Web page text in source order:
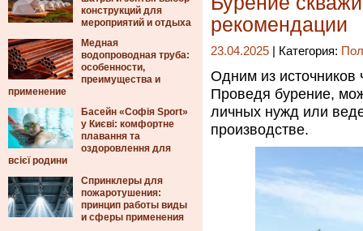
конструкций для
мероприятий и отдыха
Медная
водопроводная труба:
особенности,
преимущества и
применение
Басейн «Софія Sport»
у Києві: комфортне
плавання та
оздоровлення для
всієї родини
Спринклеры для
пожаротушения:
принцип работы виды
и сферы применения
рекомендации
23.04.2025 | Категория:
Одним из источников
Проведя бурение,
личных нужд или
производстве.